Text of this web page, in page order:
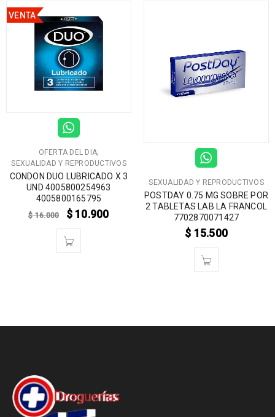
VENTA
OFERTA DEL DIA,
SEXUALIDAD Y REPRODUCTIVOS
CONDON DUO LUBRICADO X 3
UND 4005800254963
4005800165795
$16.000 $10.900
SEXUALIDAD Y REPRODUCTIVOS
POSTDAY 0.75 MG SOBRE POR
2 TABLETAS LAB LA FRANCOL
7702870071427
$ 15.500